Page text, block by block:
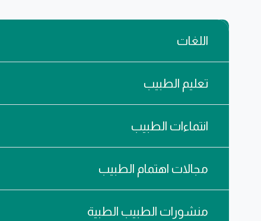
اللغات
تعليم الطبيب
انتماءات الطبيب
مجالات اهتمام الطبيب
منشورات الطبيب الطبية